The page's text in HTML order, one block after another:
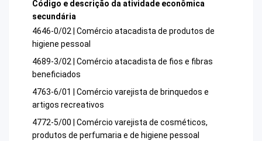
Código e descrição da atividade econômica
secundária
4646-0/02 | Comércio atacadista de produtos de
higiene pessoal
4689-3/02 | Comércio atacadista de fios e fibras
beneficiados
4763-6/01 | Comércio varejista de brinquedos e
artigos recreativos
4772-5/00 | Comércio varejista de cosméticos,
produtos de perfumaria e de higiene pessoal